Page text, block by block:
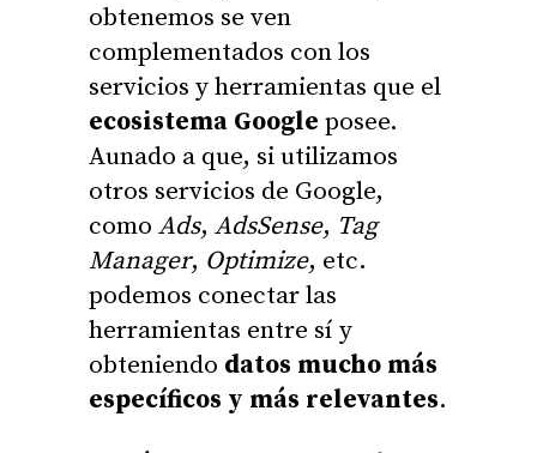
obtenemos se ven
complementados con los
servicios y herramientas que el
ecosistema Google posee.
Aunado a que, si utilizamos
otros servicios de Google,
como Ads, AdsSense, Tag
Manager, Optimize, etc.
podemos conectar las
herramientas entre sí y
obteniendo datos mucho más
específicos y más relevantes.